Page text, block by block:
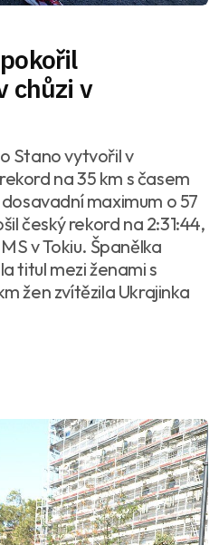
chůzi v
Stano vytvořil v
na 35 km s časem
maximum o 57
český rekord na 2:31:44,
v Tokiu. Španělka
titul mezi ženami s
žen zvítězila Ukrajinka